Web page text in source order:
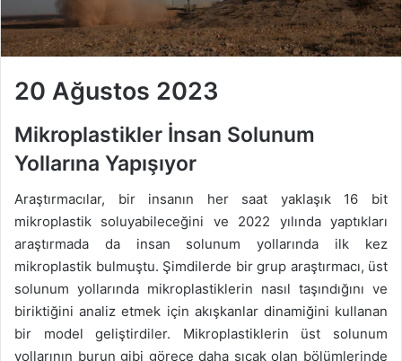
20 Ağustos 2023
Mikroplastikler İnsan Solunum
Yollarına Yapışıyor
Araştırmacılar, bir insanın her saat yaklaşık 16 bit
mikroplastik soluyabileceğini ve 2022 yılında yaptıkları
araştırmada da insan solunum yollarında ilk kez
mikroplastik bulmuştu. Şimdilerde bir grup araştırmacı, üst
solunum yollarında mikroplastiklerin nasıl taşındığını ve
biriktiğini analiz etmek için akışkanlar dinamiğini kullanan
bir model geliştirdiler. Mikroplastiklerin üst solunum
yollarının burun gibi görece daha sıcak olan bölümlerinde